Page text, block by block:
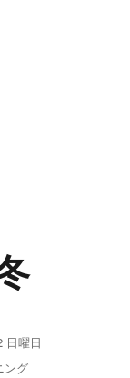
日曜日
ング